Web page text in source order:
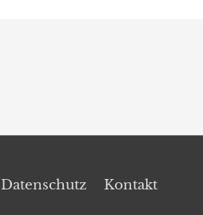
Datenschutz Kontakt